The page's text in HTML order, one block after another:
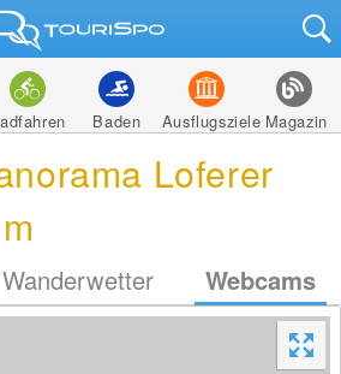
Baden Ausflugsziele Magazin
Loferer
Wanderwetter Webcams